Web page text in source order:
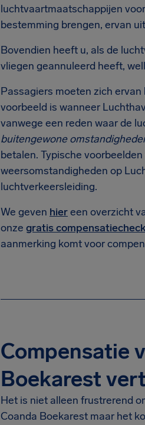
luchtvaartmaatschappijen
bestemming brengen, ervan
Bovendien heeft u, als de
vliegen geannuleerd heeft,
Passagiers moeten zich
voorbeeld is wanneer
vanwege een reden waar de
buitengewone
betalen. Typische voorbeelden
weersomstandigheden op
luchtverkeersleiding.
We geven hiereen overzicht
onze gratis compensatiecheck
aanmerking komt voor
Compensatie
Boekarest
Het is niet alleen frustrerend
Coanda Boekarest maar het